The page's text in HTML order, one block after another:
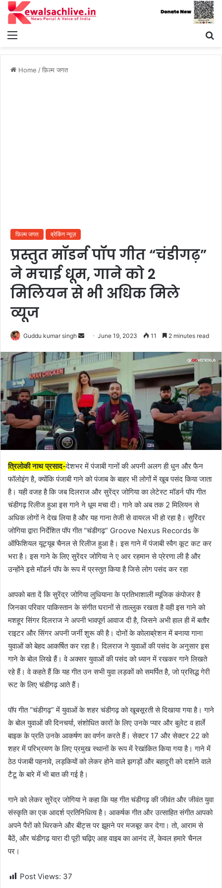
Menu
Home /फ़िल्म जगत
फ़िल्म जगत ब्रेकिंग न्यूज़
प्रस्तुत मॉडर्न पॉप गीत “चंडीगढ़”
ने मचाई धूम, गाने को 2
मिलियन से भी अधिक मिले
व्यूज
Guddu kumar singh
Send
email
June 19, 2023 11 2 minutes read
त्रिलोकी नाथ प्रसाद-देशभर में पंजाबी गानों की अपनी अलग ही धुन और फैन
फॉलोइंग है, क्योंकि पंजाबी गाने को पंजाब के बाहर भी लोगों में खूब पसंद किया जाता
है। यही वजह है कि जब दिलराज और सुरेंद्र जोगिया का लेटेस्ट मॉडर्न पॉप गीत
चंडीगढ़ रिलीज हुआ इस गाने ने धूम मचा दी। गाने को अब तक 2 मिलियन से
अधिक लोगों ने देख लिया है और यह गाना तेजी से वायरल भी हो रहा है। सुरिंदर
जोगिया द्वारा निर्देशित पॉप गीत “चंडीगढ़” Groove Nexus Records के
ऑफिशियल यूट्यूब चैनल से रिलीज हुआ है। इस गाने में पंजाबी स्वैग कूट कट कर
भरा है। इस गाने के लिए सुरेंदर जोगिया ने ए आर रहमान से प्रेरणा ली है और
उन्होंने इसे मॉडर्न पॉप के रूप में प्रस्तुत किया है जिसे लोग पसंद कर रहा
आपको बता दें कि सुरेंद्र जोगिया लुधियाना के प्रतिभाशाली म्यूजिक कंपोजर है
जिनका परिवार पाकिस्तान के संगीत घरानों से ताल्लुक रखता है वही इस गाने को
मशहूर सिंगर दिलराज ने अपनी भावपूर्ण आवाज दी है, जिसने अभी हाल ही में बतौर
राइटर और सिंगर अपनी जर्नी शुरू की है। दोनों के कोलाब्रेशन में बनाया गाना
युवाओं को बेहद आकर्षित कर रहा है। दिलराज ने युवाओं की पसंद के अनुसार इस
गाने के बोल लिखे हैं। वे अक्सर युवाओं की पसंद को ध्यान में रखकर गाने लिखते
रहे हैं। वे कहते हैं कि यह गीत उन सभी युवा लड़कों को समर्पित है, जो प्रसिद्ध गेरी
रूट के लिए चंडीगढ़ आते हैं।
पॉप गीत “चंडीगढ़” में युवाओं के शहर चंडीगढ़ को खूबसूरती से दिखाया गया है। गाने
के बोल युवाओं की दिनचर्या, संशोधित कारों के लिए उनके प्यार और बुलेट व हार्ले
बाइक के प्रति उनके आकर्षण का वर्णन करते हैं। सेक्टर 17 और सेक्टर 22 को
शहर में परिभ्रमण के लिए प्रमुख स्थानों के रूप में रेखांकित किया गया है। गाने में
ठेठ पंजाबी पहनावे, लड़कियों को लेकर होने वाले झगड़ों और बहादुरी को दर्शाने वाले
टैटू के बारे में भी बात की गई है।
गाने को लेकर सुरेंद्र जोगिया ने कहा कि यह गीत चंडीगढ़ की जीवंत और जीवंत युवा
संस्कृति का एक आदर्श प्रतिनिधित्व है। आकर्षक गीत और उत्साहित संगीत आपको
अपने पैरों को थिरकने और बीट्स पर झूमने पर मजबूर कर देगा। तो, आराम से
बैठें, और चंडीगढ़ यारा दी पूरी चढ़िए आह वाइब का आनंद लें, केवल हमारे चैनल
पर।
Post Views: 37